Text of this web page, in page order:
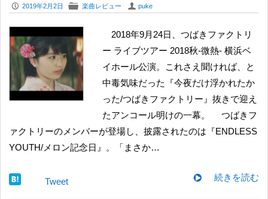
P 2019年2月2日 F 楽曲レビュー U puke
2018年9月24日、つばきファクトリ
ー ライブツアー 2018秋-微熱- 横浜ベ
イホール公演。これさえ聞ければ、と
中毒気味だった『今夜だけ浮かれたか
った/つばきファクトリー』抜きで迎え
たアンコール明けの一幕。 つばきフ
ァクトリーのメンバーが登場し、披露されたのは『ENDLESS
YOUTH/メロン記念日』。「まさか…
続きを読む
Tweet